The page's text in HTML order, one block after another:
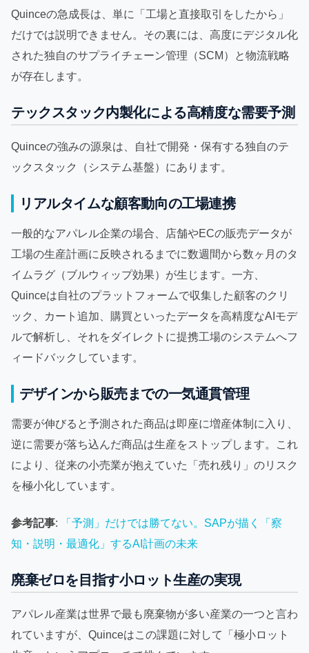
Quinceの急成長は、単に「工場と直接取引をしたから」
だけでは説明できません。その裏には、高度にデジタル化
された独自のサプライチェーン管理（SCM）と物流戦略
が存在します。
テックスタック内製化による高精度な需要予測
Quinceの強みの源泉は、自社で開発・保有する独自のテ
ックスタック（システム基盤）にあります。
リアルタイムな顧客動向の工場連携
一般的なアパレル企業の場合、店舗やECの販売データが
工場の生産計画に反映されるまでに数週間から数ヶ月のタ
イムラグ（ブルウィップ効果）が生じます。一方、
Quinceは自社のプラットフォームで収集した顧客のクリ
ック、カート追加、購買といったデータを高精度なAIモデ
ルで解析し、それをダイレクトに提携工場のシステムへフ
ィードバックしています。
デザインから販売までの一気通貫管理
需要が伸びると予測された商品は即座に増産体制に入り、
逆に需要が落ち込んだ商品は生産をストップします。これ
により、従来の小売業が抱えていた「売れ残り」のリスク
を極小化しています。
参考記事:
「予測」だけでは勝てない。SAPが描く「察
知・説明・最適化」するAI計画の未来
廃棄ゼロを目指す小ロット生産の実現
アパレル産業は世界で最も廃棄物が多い産業の一つと言わ
れていますが、Quinceはこの課題に対して「極小ロット